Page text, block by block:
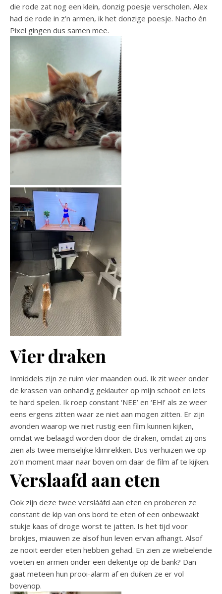
die rode zat nog een klein, donzig poesje verscholen. Alex
had de rode in z’n armen, ik het donzige poesje. Nacho én
Pixel gingen dus samen mee.
Vier draken
Inmiddels zijn ze ruim vier maanden oud. Ik zit weer onder
de krassen van onhandig geklauter op mijn schoot en iets
te hard spelen. Ik roep constant ‘NEE’ en ‘EH!’ als ze weer
eens ergens zitten waar ze niet aan mogen zitten. Er zijn
avonden waarop we niet rustig een film kunnen kijken,
omdat we belaagd worden door de draken, omdat zij ons
zien als twee menselijke klimrekken. Dus verhuizen we op
zo’n moment maar naar boven om daar de film af te kijken.
Verslaafd aan eten
Ook zijn deze twee verslááfd aan eten en proberen ze
constant de kip van ons bord te eten of een onbewaakt
stukje kaas of droge worst te jatten. Is het tijd voor
brokjes, miauwen ze alsof hun leven ervan afhangt. Alsof
ze nooit eerder eten hebben gehad. En zien ze wiebelende
voeten en armen onder een dekentje op de bank? Dan
gaat meteen hun prooi-alarm af en duiken ze er vol
bovenop.